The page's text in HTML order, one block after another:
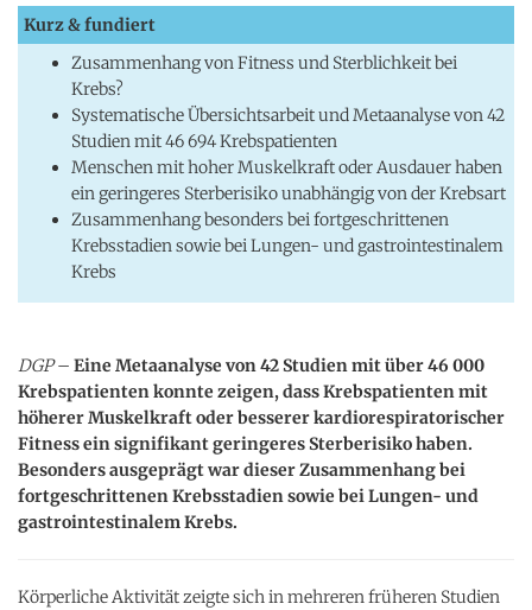
Kurz & fundiert
Zusammenhang von Fitness und Sterblichkeit bei
Krebs?
Systematische Übersichtsarbeit und Metaanalyse von 42
Studien mit 46 694 Krebspatienten
Menschen mit hoher Muskelkraft oder Ausdauer haben
ein geringeres Sterberisiko unabhängig von der Krebsart
Zusammenhang besonders bei fortgeschrittenen
Krebsstadien sowie bei Lungen- und gastrointestinalem
Krebs
DGP– Eine Metaanalyse von 42 Studien mit über 46 000
Krebspatienten konnte zeigen, dass Krebspatienten mit
höherer Muskelkraft oder besserer kardiorespiratorischer
Fitness ein signifikant geringeres Sterberisiko haben.
Besonders ausgeprägt war dieser Zusammenhang bei
fortgeschrittenen Krebsstadien sowie bei Lungen- und
gastrointestinalem Krebs.
Körperliche Aktivität zeigte sich in mehreren früheren Studien